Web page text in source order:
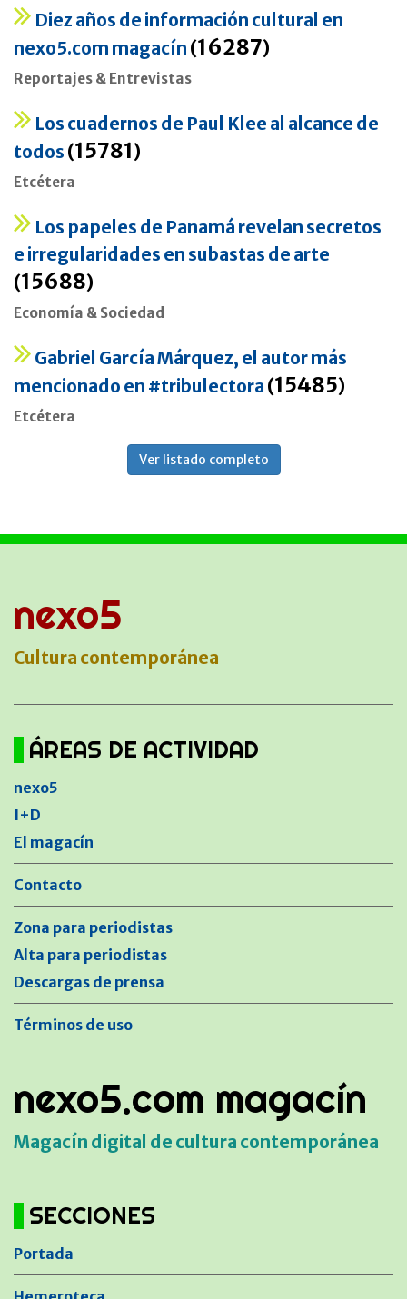
Diez años de información cultural en
nexo5.com magacín (16287)
Reportajes & Entrevistas
Los cuadernos de Paul Klee al alcance de
todos (15781)
Etcétera
Los papeles de Panamá revelan secretos
e irregularidades en subastas de arte
(15688)
Economía & Sociedad
Gabriel García Márquez, el autor más
mencionado en #tribulectora (15485)
Etcétera
Ver listado completo
nexo5
Cultura contemporánea
ÁREAS DE ACTIVIDAD
nexo5
I+D
El magacín
Contacto
Zona para periodistas
Alta para periodistas
Descargas de prensa
Términos de uso
nexo5.com magacín
Magacín digital de cultura contemporánea
SECCIONES
Portada